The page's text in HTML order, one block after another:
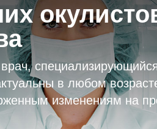
в любом
изменениям на